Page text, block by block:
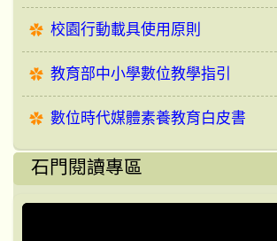
校園行動載具使用原則
教育部中小學數位教學指引
數位時代媒體素養教育白皮書
石門閱讀專區